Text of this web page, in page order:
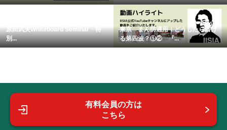
原田武夫Whiteboard Seminar・特
別...
東京 まん防適用！どうしたら防げ
る第四波？①② 『...
有料会員の方は
こちら